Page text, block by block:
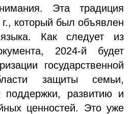
Эта традиция
который был объявлен
Как следует из
2024-й будет
государственной
защиты семьи,
развитию и
ценностей. Это уже